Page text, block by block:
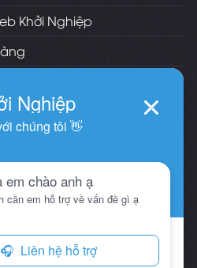
Khởi Nghiệp
chung
toán
nhận/cài đặt
Trì Theme